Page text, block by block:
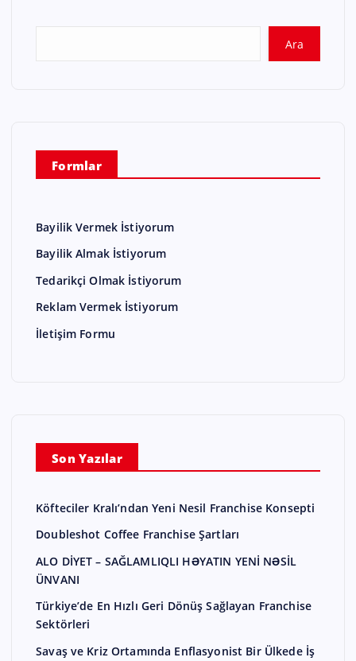
Ara
Formlar
Bayilik Vermek İstiyorum
Bayilik Almak İstiyorum
Tedarikçi Olmak İstiyorum
Reklam Vermek İstiyorum
İletişim Formu
Son Yazılar
Köfteciler Kralı’ndan Yeni Nesil Franchise Konsepti
Doubleshot Coffee Franchise Şartları
ALO DİYET – SAĞLAMLIQLI HƏYATIN YENİ NƏSİL
ÜNVANI
Türkiye’de En Hızlı Geri Dönüş Sağlayan Franchise
Sektörleri
Savaş ve Kriz Ortamında Enflasyonist Bir Ülkede İş